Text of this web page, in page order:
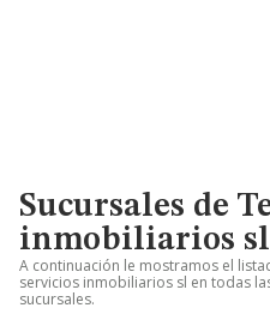
Sucursales de
inmobiliarios sl
A continuación le mostramos el
servicios inmobiliarios sl en todas
sucursales.